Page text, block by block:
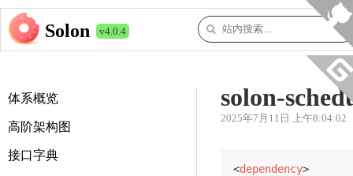
Solon v4.0.4
体系概览
高阶架构图
接口字典
solon-
2025年7月11日 上午8:04:02
<dependency>